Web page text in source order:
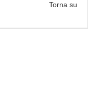
Torna su